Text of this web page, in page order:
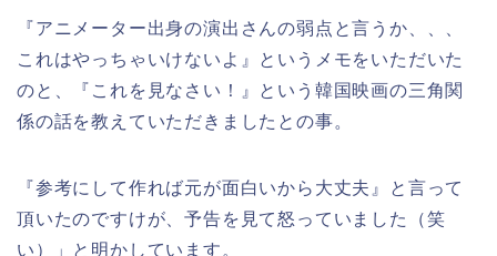
『アニメーター出身の演出さんの弱点と言うか、、、
これはやっちゃいけないよ』というメモをいただいた
のと、『これを見なさい！』という韓国映画の三角関
係の話を教えていただきましたとの事。
『参考にして作れば元が面白いから大丈夫』と言って
頂いたのですけが、予告を見て怒っていました（笑
い）」と明かしています。